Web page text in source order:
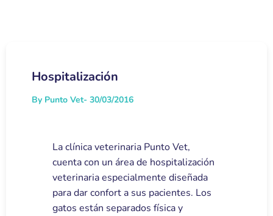
Hospitalización
By Punto Vet- 30/03/2016
La clínica veterinaria Punto Vet,
cuenta con un área de hospitalización
veterinaria especialmente diseñada
para dar confort a sus pacientes. Los
gatos están separados física y